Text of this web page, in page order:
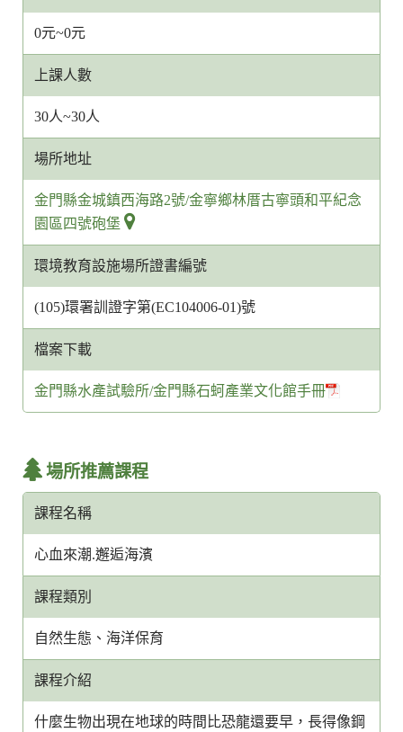
0元~0元
上課人數
30人~30人
場所地址
金門縣金城鎮西海路2號/金寧鄉林厝古寧頭和平紀念
園區四號砲堡
環境教育設施場所證書編號
(105)環署訓證字第(EC104006-01)號
檔案下載
金門縣水產試驗所/金門縣石蚵產業文化館手冊
場所推薦課程
課程名稱
心血來潮.邂逅海濱
課程類別
自然生態、海洋保育
課程介紹
什麼生物出現在地球的時間比恐龍還要早，長得像鋼